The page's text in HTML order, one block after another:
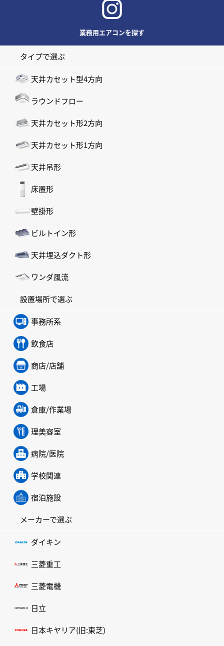
業務用エアコンを探す
タイプで選ぶ
天井カセット型4方向
ラウンドフロー
天井カセット形2方向
天井カセット形1方向
天井吊形
床置形
壁掛形
ビルトイン形
天井埋込ダクト形
ワンダ風流
設置場所で選ぶ
事務所系
飲食店
商店/店舗
工場
倉庫/作業場
理美容室
病院/医院
学校関連
宿泊施設
メーカーで選ぶ
ダイキン
三菱重工
三菱電機
日立
日本キヤリア(旧:東芝)